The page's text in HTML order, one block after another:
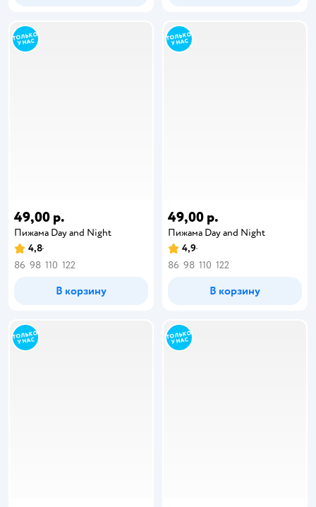
49,00 р.
Пижама Day and Night
4,8
86 98 110 122
В корзину
49,00 р.
Пижама Day and Night
4,9
86 98 110 122
В корзину